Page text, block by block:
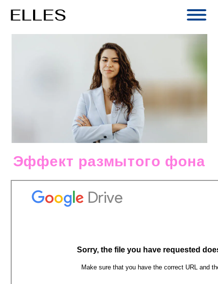
content
Эффект размытого фона